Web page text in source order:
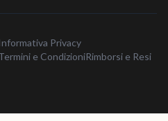
Informativa Privacy
e CondizioniRimborsi e Resi